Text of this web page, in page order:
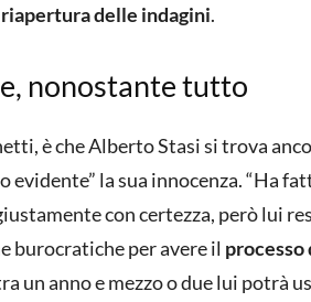
riapertura delle indagini.
nonostante tutto
è che Alberto Stasi si trova
la sua innocenza. “Ha
con certezza, però lui
burocratiche per avere il processo
un anno e mezzo o due lui potrà